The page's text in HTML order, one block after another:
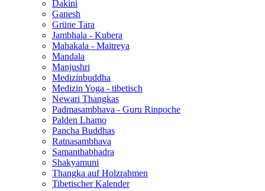
Dakini
Ganesh
Grüne Tara
Jambhala - Kubera
Mahakala - Maitreya
Mandala
Manjushri
Medizinbuddha
Medizin Yoga - tibetisch
Newari Thangkas
Padmasambhava - Guru Rinpoche
Palden Lhamo
Pancha Buddhas
Ratnasambhava
Samanthabhadra
Shakyamuni
Thangka auf Holzrahmen
Tibetischer Kalender